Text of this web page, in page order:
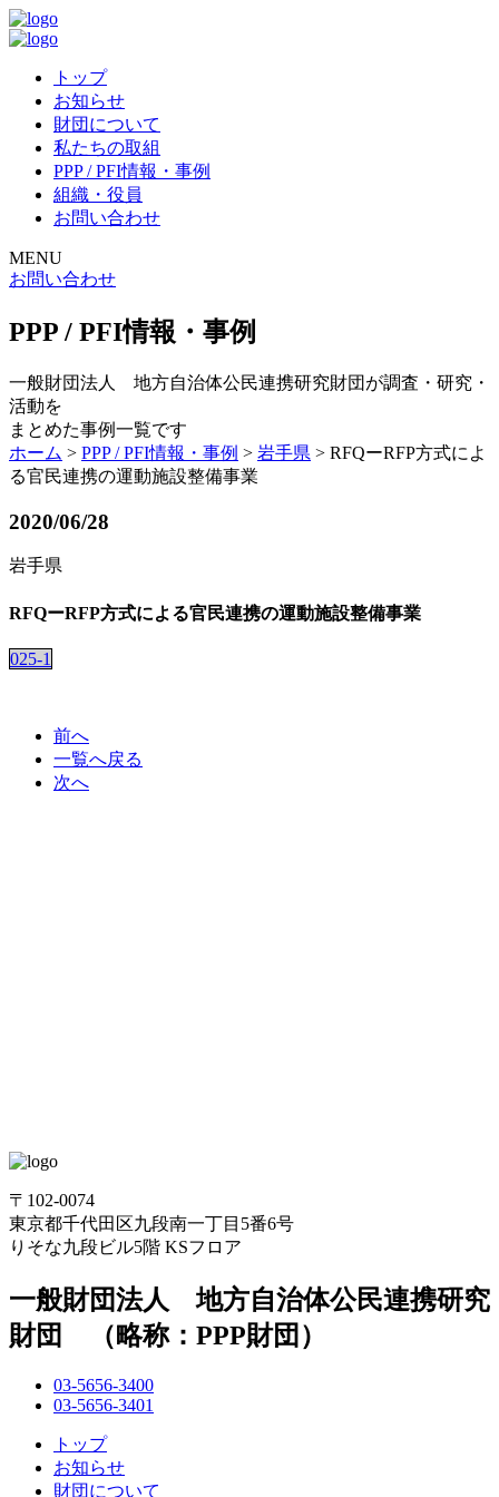
トップ
お知らせ
財団について
私たちの取組
PPP / PFI情報・事例
組織・役員
お問い合わせ
MENU
お問い合わせ
PPP / PFI情報・事例
一般財団法人 地方自治体公民連携研究財団が調査・研究・
活動を
まとめた事例一覧です
ホーム > PPP / PFI情報・事例 > 岩手県 > RFQーRFP方式によ
る官民連携の運動施設整備事業
2020/06/28
岩手県
RFQーRFP方式による官民連携の運動施設整備事業
025-1
前へ
一覧へ戻る
次へ
〒102-0074
東京都千代田区九段南一丁目5番6号
りそな九段ビル5階 KSフロア
一般財団法人 地方自治体公民連携研究
財団 （略称：PPP財団）
03-5656-3400
03-5656-3401
トップ
お知らせ
財団について